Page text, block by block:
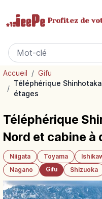
Profitez de
Accueil / Gifu
/
Téléphérique
étages
Téléphérique
Nord et cabine à
Niigata Toyama
Nagano
Gifu Shizuoka